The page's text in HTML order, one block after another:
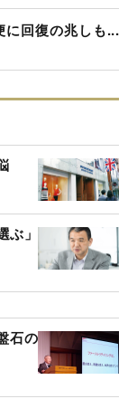
に回復の兆しも...
ぶ」
石の